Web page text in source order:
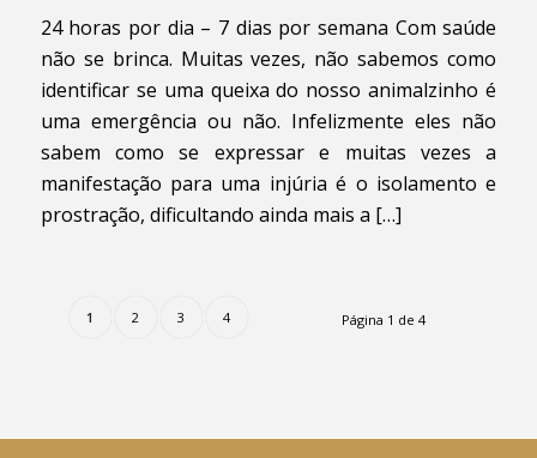
24 horas por dia – 7 dias por semana Com saúde
não se brinca. Muitas vezes, não sabemos como
identificar se uma queixa do nosso animalzinho é
uma emergência ou não. Infelizmente eles não
sabem como se expressar e muitas vezes a
manifestação para uma injúria é o isolamento e
prostração, dificultando ainda mais a […]
Página 1 de 4
1 2 3 4